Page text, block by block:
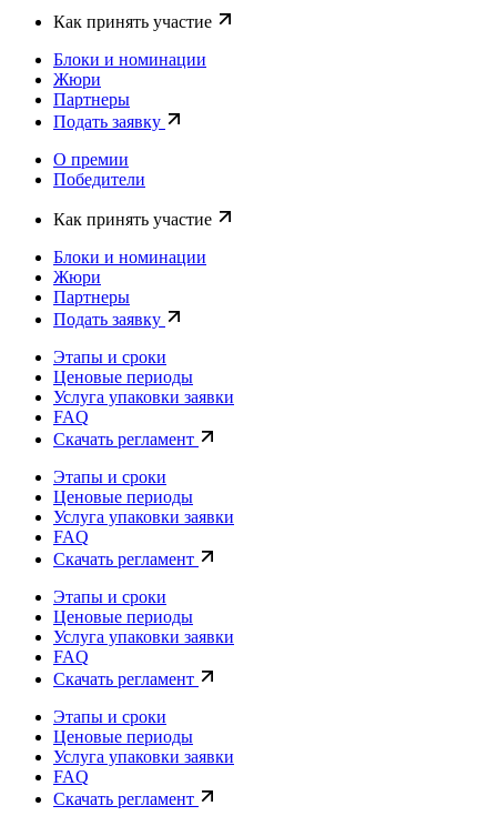
Как принять участие
Блоки и номинации
Жюри
Партнеры
Подать заявку
О премии
Победители
Как принять участие
Блоки и номинации
Жюри
Партнеры
Подать заявку
Этапы и сроки
Ценовые периоды
Услуга упаковки заявки
FAQ
Скачать регламент
Этапы и сроки
Ценовые периоды
Услуга упаковки заявки
FAQ
Скачать регламент
Этапы и сроки
Ценовые периоды
Услуга упаковки заявки
FAQ
Скачать регламент
Этапы и сроки
Ценовые периоды
Услуга упаковки заявки
FAQ
Скачать регламент